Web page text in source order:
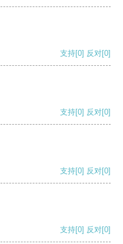
支持[0] 反对[0]
支持[0] 反对[0]
支持[0] 反对[0]
支持[0] 反对[0]